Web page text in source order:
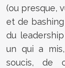
(ou presque,
et de
du
un qui a
soucis, de